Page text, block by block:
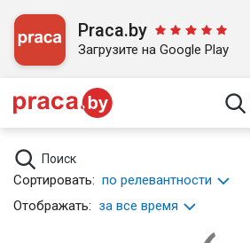
Praca.by
Загрузите на Google Play
Поиск
Сортировать: по релевантности
Отображать: за все время